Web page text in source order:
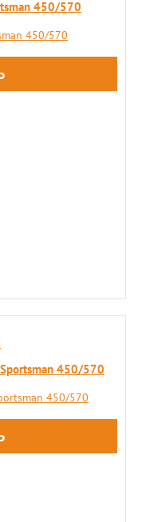
450/570
450/570
450/570
450/570